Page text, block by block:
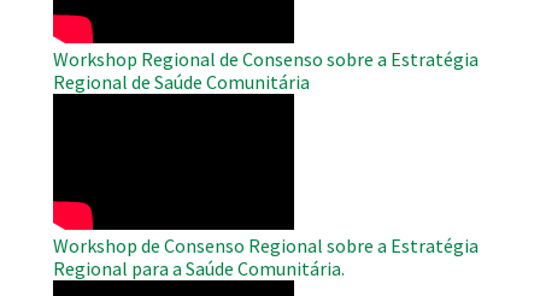
Workshop Regional de Consenso sobre a Estratégia
Regional de Saúde Comunitária
Workshop de Consenso Regional sobre a Estratégia
Regional para a Saúde Comunitária.